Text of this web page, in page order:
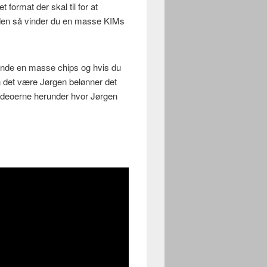
format der skal til for at
så vinder du en masse KIMs
en masse chips og hvis du
være Jørgen belønner det
herunder hvor Jørgen